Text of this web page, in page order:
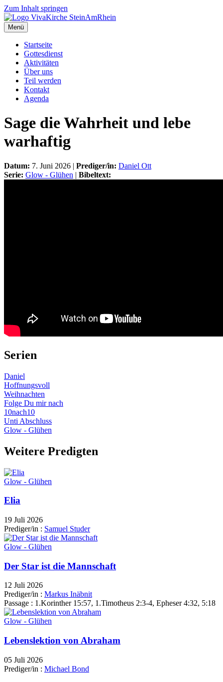
Zum Inhalt springen
Menü
Startseite
Gottesdienst
Aktivitäten
Über uns
Teil werden
Kontakt
Agenda
Sage die Wahrheit und lebe
warhaftig
Datum: 7. Juni 2026 | Prediger/in: Daniel Ott
Serie: Glow - Glühen | Bibeltext:
Serien
Daniel
Hoffnungsvoll
Weihnachten
Folge Du mir nach
10nach10
Unti Abschluss
Glow - Glühen
Weitere Predigten
Glow - Glühen
Elia
19 Juli 2026
Prediger/in : Samuel Studer
Glow - Glühen
Der Star ist die Mannschaft
12 Juli 2026
Prediger/in : Markus Inäbnit
Passage : 1.Korinther 15:57, 1.Timotheus 2:3-4, Epheser 4:32, 5:18
Glow - Glühen
Lebenslektion von Abraham
05 Juli 2026
Prediger/in : Michael Bond